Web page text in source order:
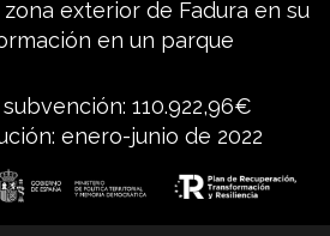
exterior de Fadura en su
en un parque
110.922,96€
enero-junio de 2022